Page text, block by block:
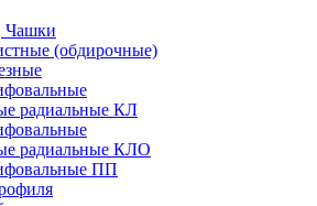
Чашки
(обдирочные)
радиальные КЛ
радиальные КЛО
ПП